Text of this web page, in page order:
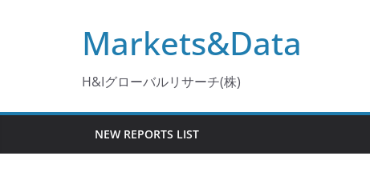
Markets&Data
H&Iグローバルリサーチ(株)
NEW REPORTS LIST